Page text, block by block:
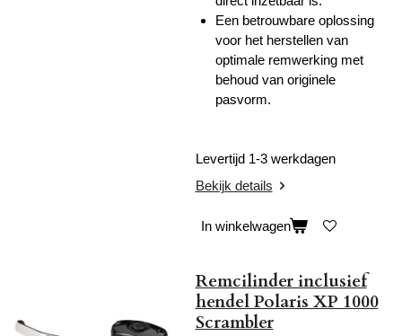
Een betrouwbare oplossing
voor het herstellen van
optimale remwerking met
behoud van originele
pasvorm.
Levertijd 1-3 werkdagen
Bekijk details
In winkelwagen
Remcilinder inclusief
hendel Polaris XP 1000
Scrambler